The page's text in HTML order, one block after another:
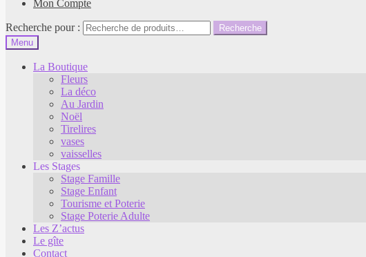
Mon Compte
Recherche pour :
Recherche
Menu
La Boutique
Fleurs
La déco
Au Jardin
Noël
Tirelires
vases
vaisselles
Les Stages
Stage Famille
Stage Enfant
Tourisme et Poterie
Stage Poterie Adulte
Les Z’actus
Le gîte
Contact